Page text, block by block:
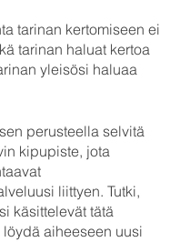
tarinan kertomiseen ei
tarinan haluat kertoa
yleisösi haluaa
perusteella selvitä
kipupiste, jota
liittyen. Tutki,
käsittelevät tätä
aiheeseen uusi